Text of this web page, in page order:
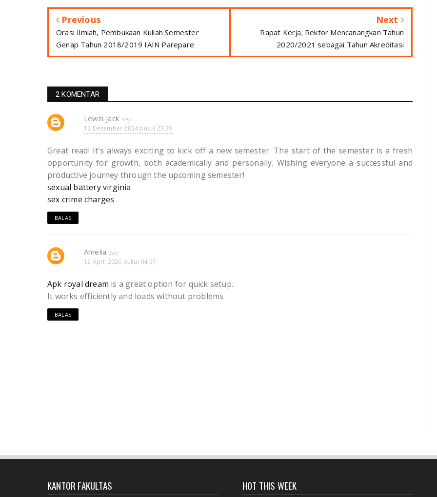
Previous
Orasi Ilmiah, Pembukaan Kuliah Semester
Genap Tahun 2018/2019 IAIN Parepare
Next
Rapat Kerja; Rektor Mencanangkan Tahun
2020/2021 sebagai Tahun Akreditasi
2 KOMENTAR
Lewis Jack
12 Desember 2024 pukul 23.29
Great read! It's always exciting to kick off a new semester. The start of the semester is a fresh
opportunity for growth, both academically and personally. Wishing everyone a successful and
productive journey through the upcoming semester!
sexual battery virginia
sex crime charges
BALAS
Amelia
12 April 2026 pukul 04.57
Apk royal dream is a great option for quick setup.
It works efficiently and loads without problems
BALAS
KANTOR FAKULTAS HOT THIS WEEK